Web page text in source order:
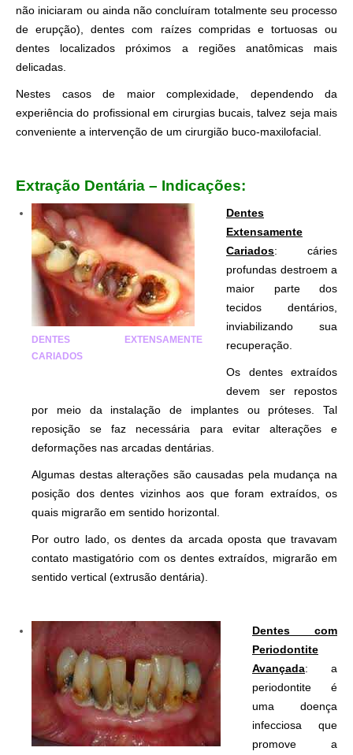
não iniciaram ou ainda não concluíram totalmente seu processo
de erupção), dentes com raízes compridas e tortuosas ou
dentes localizados próximos a regiões anatômicas mais
delicadas.
Nestes casos de maior complexidade, dependendo da
experiência do profissional em cirurgias bucais, talvez seja mais
conveniente a intervenção de um cirurgião buco-maxilofacial.
Extração Dentária – Indicações:
DENTES EXTENSAMENTE
CARIADOS
Dentes
Extensamente
Cariados: cáries
profundas destroem a
maior parte dos
tecidos dentários,
inviabilizando sua
recuperação.
Os dentes extraídos
devem ser repostos
por meio da instalação de implantes ou próteses. Tal
reposição se faz necessária para evitar alterações e
deformações nas arcadas dentárias.
Algumas destas alterações são causadas pela mudança na
posição dos dentes vizinhos aos que foram extraídos, os
quais migrarão em sentido horizontal.
Por outro lado, os dentes da arcada oposta que travavam
contato mastigatório com os dentes extraídos, migrarão em
sentido vertical (extrusão dentária).
Dentes com
Periodontite
Avançada: a
periodontite é
uma doença
infecciosa que
promove a